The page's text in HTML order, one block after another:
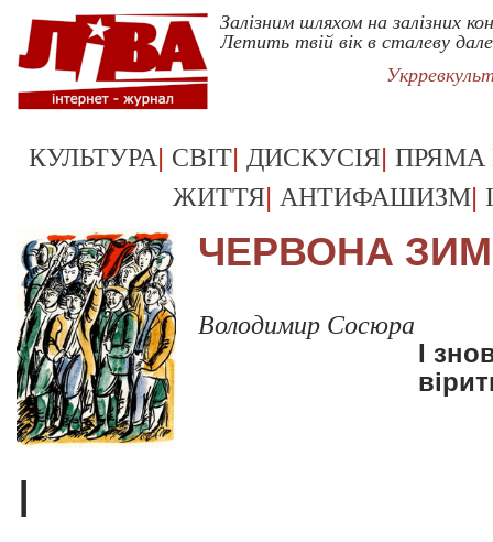
Залізним шляхом на залізних
Летить твій вік в сталеву
КУЛЬТУРА| СВІТ| ДИСКУСІЯ| ПРЯМА
ЖИТТЯ| АНТИФАШИЗМ|
ЧЕРВОНА
Володимир Сосюра
І
I